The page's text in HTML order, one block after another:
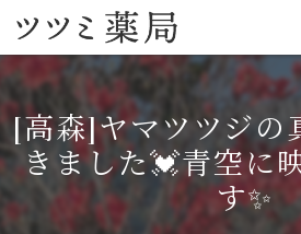
[高森]ヤマツツジの
きました💓青空に
す✨